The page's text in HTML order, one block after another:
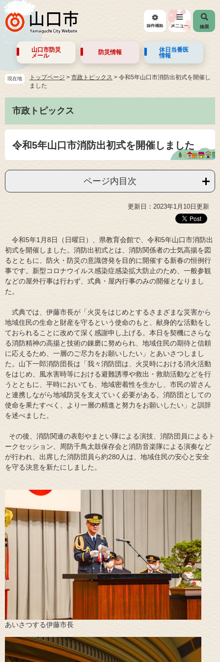
山口市防災
メール
防災情報
休日当番医
情報
現在地 トップページ > 市政トピックス > 令和5年山口市消防出初式を開催し
ました
市政トピックス
令和5年山口市消防出初式を開催しました
ページ内目次
更新日：2023年1月10日更新
令和5年1月8日（日曜日）、県教育会館で、令和5年山口市消防出
初式を開催しました。消防出初式とは、消防関係者の士気高揚を図
るとともに、防火・防災の意識啓発を目的に開催する新春の恒例行
事です。新型コロナウイルス感染症感染拡大防止のため、一般参観
などの屋外行事は行わず、式典・屋内行事のみの開催となりまし
た。
式典では、伊藤市長が「火災をはじめとするさまざまな災害から
地域住民の生命と財産を守るという使命のもと、献身的な活動をし
ておられることに改めて深く感謝申し上げる。本日を契機にさらな
る消防精神の高揚と技術の錬磨に努められ、地域住民の期待と信頼
に応えるため、一層のご尽力をお願いしたい」とあいさつしまし
た。山下一郎消防団長は「我々消防団は、火災時における消火活動
をはじめ、風水害時等における避難誘導や救出・救助活動などを行
うとともに、平時においても、地域密着性を生かし、市民の皆さん
と連携しながら地域防災を支えていく必要がある。消防団としての
使命を果たすべく、より一層の精進と努力をお願いしたい」と訓辞
を述べました。
その後、消防関連の表彰やまとい隊による演技、消防団員によるト
ークセッション、周防千鳥太鼓保存会と消防音楽隊による演奏など
が行われ、出席した消防団員ら約280人は、地域住民の安心と安全
を守る決意を新たにしました。​
あいさつする伊藤市長